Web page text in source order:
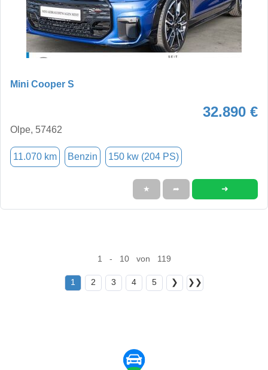
Mini Cooper S
32.890 €
Olpe, 57462
11.070 km Benzin 150 kw (204 PS)
★ ➦ ➜
1 - 10 von 119
1 2 3 4 5 ❯ ❯❯